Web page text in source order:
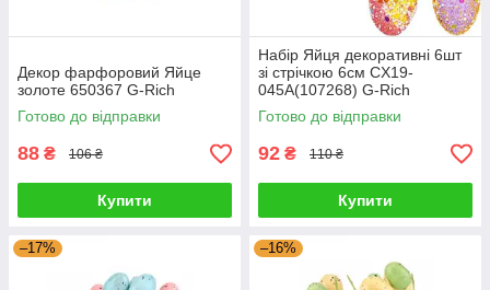
Декор фарфоровий Яйце
золоте 650367 G-Rich
Готово до відправки
88 ₴ 106 ₴
Купити
Набір Яйця декоративні 6шт
зі стрічкою 6см CX19-
045A(107268) G-Rich
Готово до відправки
92 ₴ 110 ₴
Купити
–17% –16%